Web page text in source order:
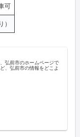
可
）
弘前市のホームページで
、弘前市の情報をどこよ